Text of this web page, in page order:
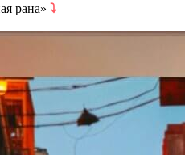
рана» ⤵